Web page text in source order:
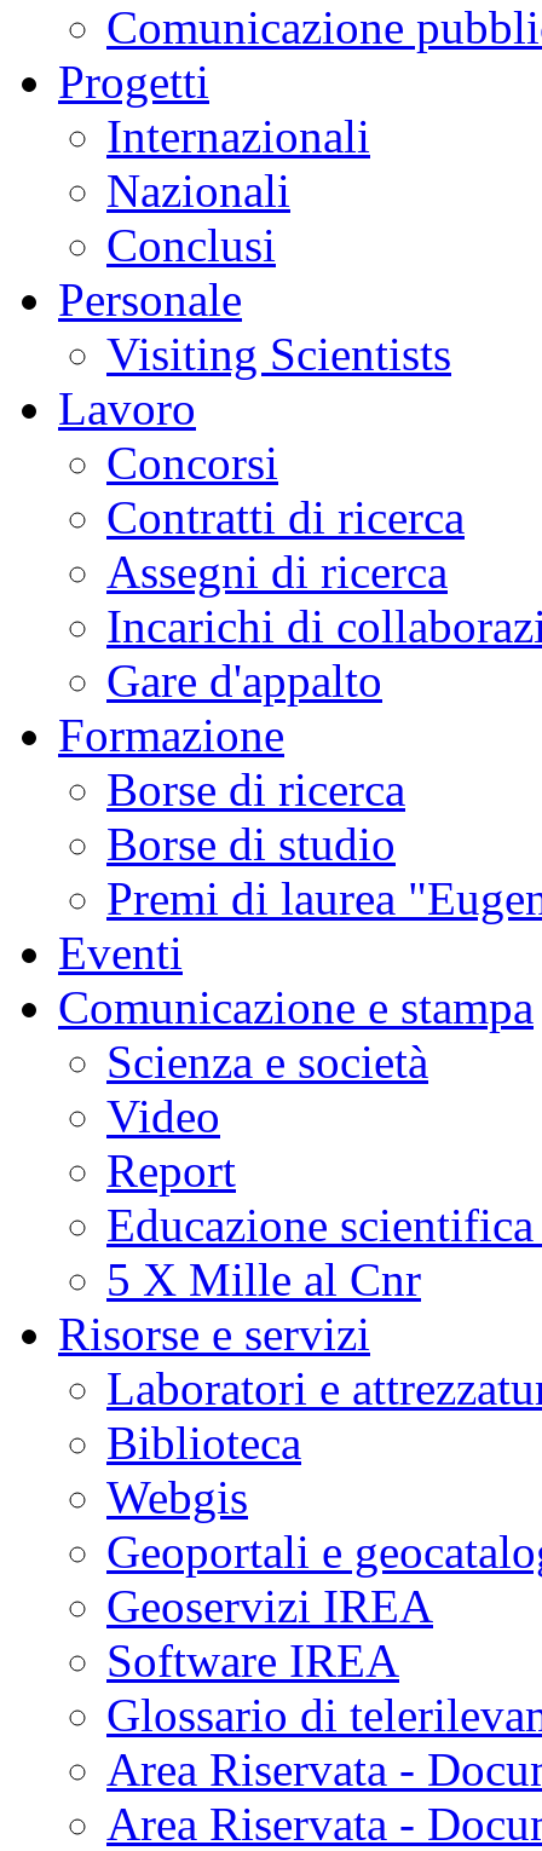
Comunicazione
Progetti
Internazionali
Nazionali
Conclusi
Personale
Visiting Scientists
Lavoro
Concorsi
Contratti di ricerca
Assegni di ricerca
Incarichi di
Gare d'appalto
Formazione
Borse di ricerca
Borse di studio
Premi di laurea
Eventi
Comunicazione e stampa
Scienza e società
Video
Report
Educazione
5 X Mille al Cnr
Risorse e servizi
Laboratori e
Biblioteca
Webgis
Geoportali e
Geoservizi IREA
Software IREA
Glossario di
Area Riservata -
Area Riservata -